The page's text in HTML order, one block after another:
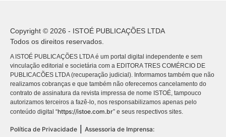
Copyright © 2026 - ISTOÉ PUBLICAÇÕES LTDA
Todos os direitos reservados.
A ISTOÉ PUBLICAÇÕES LTDA é um portal digital independente e sem
vinculação editorial e societária com a EDITORA TRES COMÉRCIO DE
PUBLICACÕES LTDA (recuperação judicial). Informamos também que não
realizamos cobranças e que também não oferecemos cancelamento do
contrato de assinatura da revista impressa de nome ISTOÉ, tampouco
autorizamos terceiros a fazê-lo, nos responsabilizamos apenas pelo
conteúdo digital “https://istoe.com.br” e seus respectivos sites.
Política de Privacidade Assessoria de Imprensa: